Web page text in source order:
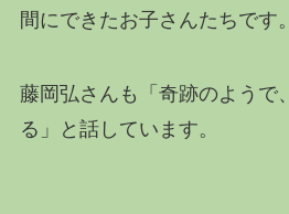
間にできたお子さんたちです。
藤岡弘さんも「奇跡のようで
る」と話しています。